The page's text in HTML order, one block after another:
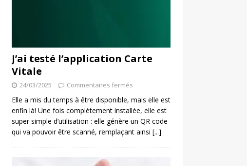
J’ai testé l’application Carte
Vitale
24/03/2025 Commentaires fermés
Elle a mis du temps à être disponible, mais elle est
enfin là! Une fois complètement installée, elle est
super simple d’utilisation : elle génère un QR code
qui va pouvoir être scanné, remplaçant ainsi [...]